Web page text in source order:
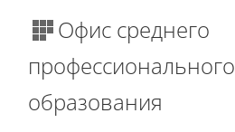
Офис среднего
профессионального
образования